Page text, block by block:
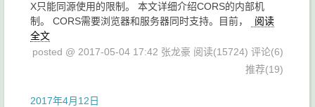
X只能同源使用的限制。 本文详细介绍CORS的内部机
制。 CORS需要浏览器和服务器同时支持。目前，
阅读
全文
posted @ 2017-05-04 17:42 张龙豪 阅读(15724) 评论(6)
推荐(19)
2017年4月12日